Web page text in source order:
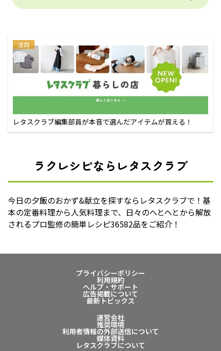
注目
レタスクラブ編集部員が本音で選んだアイテムが買える！
ラクレシピならレタスクラブ
今日の夕飯のおかず&献立を探すならレタスクラブで！基
本の定番料理から人気料理まで、日々のへとへとから解放
されるプロ監修の簡単レシピ36582品をご紹介！
プライバシーポリシー
利用規約
ヘルプ・サポート
広告掲載について
最新トピックス
運営会社
推奨環境
利用者情報の外部送信について
媒体資料
レタスクラブについて